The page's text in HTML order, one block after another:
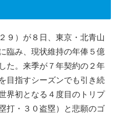
９）が８日、東京・北青山
臨み、現状維持の年俸５億
た。来季が７年契約の２年
目指すシーズンでも引き続
界初となる４度目のトリプ
打・３０盗塁）と悲願のゴ